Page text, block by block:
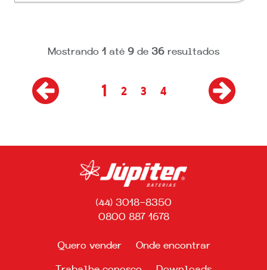
Mostrando 1 até 9 de 36 resultados
1 2 3 4
(44) 3018-8350
0800 887 1678
Quero vender Onde encontrar